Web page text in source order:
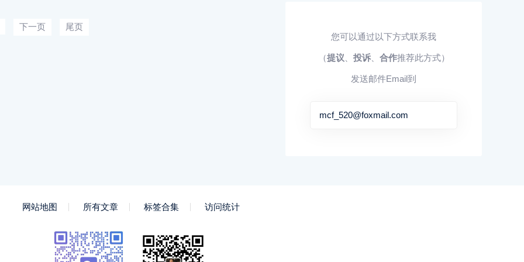
下一页
尾页
您可以通过以下方式联系我
（提议 投诉、 合作推荐此方式）
发送邮件Email到
mcf_520@foxmail.com
网站地图 所有文章 标签合集 访问统计